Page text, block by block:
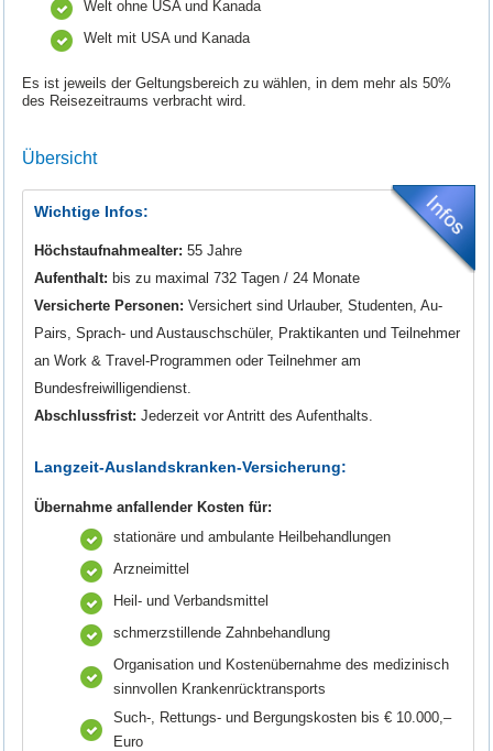
Welt ohne USA und Kanada
Welt mit USA und Kanada
Es ist jeweils der Geltungsbereich zu wählen, in dem mehr als 50%
des Reisezeitraums verbracht wird.
Übersicht
Wichtige Infos:
Höchstaufnahmealter: 55 Jahre
Aufenthalt: bis zu maximal 732 Tagen / 24 Monate
Versicherte Personen: Versichert sind Urlauber, Studenten, Au-
Pairs, Sprach- und Austauschschüler, Praktikanten und Teilnehmer
an Work & Travel-Programmen oder Teilnehmer am
Bundesfreiwilligendienst.
Abschlussfrist: Jederzeit vor Antritt des Aufenthalts.
Langzeit-Auslandskranken-Versicherung:
Übernahme anfallender Kosten für:
stationäre und ambulante Heilbehandlungen
Arzneimittel
Heil- und Verbandsmittel
schmerzstillende Zahnbehandlung
Organisation und Kostenübernahme des medizinisch
sinnvollen Krankenrücktransports
Such-, Rettungs- und Bergungskosten bis € 10.000,–
Euro